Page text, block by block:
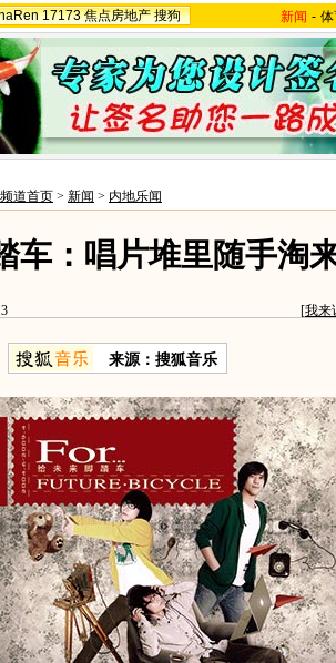
17173 焦点房地产 搜狗 新闻 -
道首页 > 新闻 > 内地乐闻
车：唱片堆里随手淘
[我来
来源： 搜狐音乐